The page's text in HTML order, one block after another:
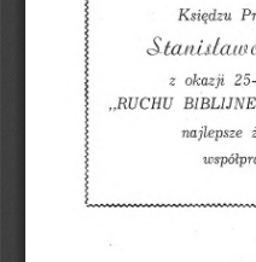
z okazji
„RUCHU
najlepsze
współpr
Księdzu